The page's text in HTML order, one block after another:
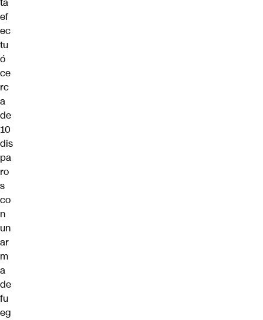
ef
ec
tu
ó
ce
rc
a
de
10
dis
pa
ro
s
co
n
un
ar
m
a
de
fu
eg